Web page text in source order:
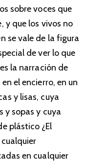
sobre voces que
y que los vivos no
se vale de la figura
de ver lo que
es la narración de
el encierro, en un
y lisas, cuya
y sopas y cuya
plástico ¿El
en cualquier